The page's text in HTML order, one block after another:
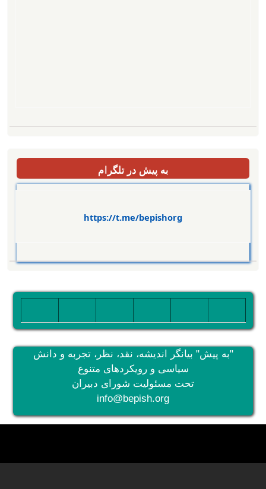
به پیش در تلگرام
https://t.me/bepishorg
"به پیش" بیانگر اندیشه، نقد، نظر، تجربه و دانش
سیاسی و رویکردهای متنوع
تحت مسئولیت شورای دبیران
info@bepish.org